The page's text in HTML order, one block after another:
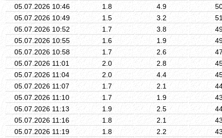
05.07.2026 10:46
1.8 4.9
05.07.2026 10:49
1.5 3.2
05.07.2026 10:52
1.7 3.8
05.07.2026 10:55
1.6 1.9
05.07.2026 10:58
1.7 2.6
05.07.2026 11:01
2.0 2.8
05.07.2026 11:04
2.0 4.4
05.07.2026 11:07
1.7 2.1
05.07.2026 11:10
1.7 1.9
05.07.2026 11:13
1.9 2.5
05.07.2026 11:16
1.8 2.1
05.07.2026 11:19
1.8 2.2